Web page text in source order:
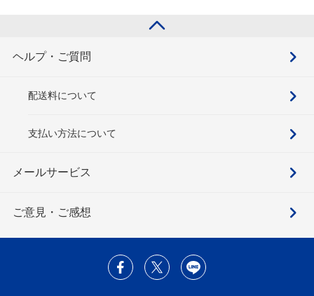
ヘルプ・ご質問
配送料について
支払い方法について
メールサービス
ご意見・ご感想